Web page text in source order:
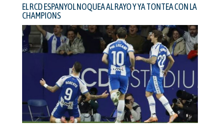
EL RCD ESPANYOL NOQUEA AL RAYO Y YA TONTEA CON LA
CHAMPIONS